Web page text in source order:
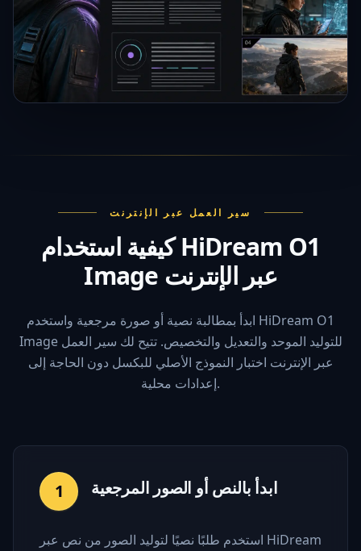
سير العمل عبر الإنترنت
كيفية استخدام HiDream O1
Image عبر الإنترنت
ابدأ بمطالبة نصية أو صورة مرجعية واستخدم HiDream O1
Image للتوليد الموحد والتعديل والتخصيص. تتيح لك سير العمل
عبر الإنترنت اختبار النموذج الأصلي للبكسل دون الحاجة إلى
إعدادات محلية.
1 ابدأ بالنص أو الصور المرجعية
استخدم طلبًا نصيًا لتوليد الصور من نص عبر HiDream